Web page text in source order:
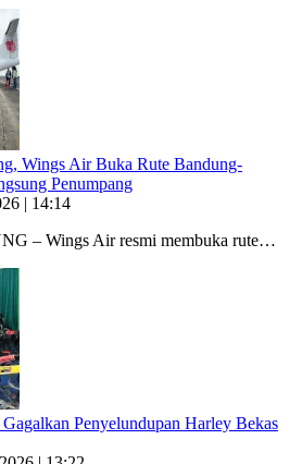
Wings Air Buka Rute Bandung-
Penumpang
| 14:14
– Wings Air resmi membuka rute…
Penyelundupan Harley Bekas